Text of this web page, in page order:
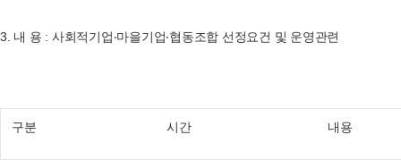
3. 내 용 : 사회적기업‧마을기업‧협동조합 선정요건 및 운영관련
구분 시간 내용